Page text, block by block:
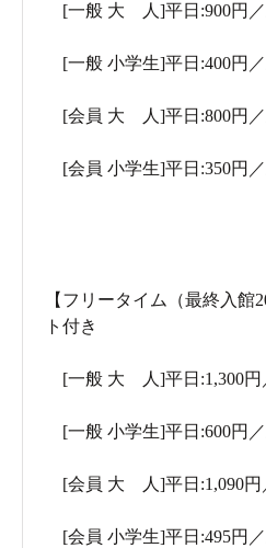
[一般 大 人]平日:900円／
[一般 小学生]平日:400円／
[会員 大 人]平日:800円／
[会員 小学生]平日:350円／
【フリータイム（最終入
ト付き
[一般 大 人]平日:1,300円
[一般 小学生]平日:600円／
[会員 大 人]平日:1,090円
[会員 小学生]平日:495円／